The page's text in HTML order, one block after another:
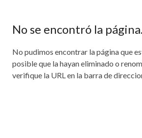
No se encontró la página.
No pudimos encontrar la página que
posible que la hayan eliminado o
verifique la URL en la barra de